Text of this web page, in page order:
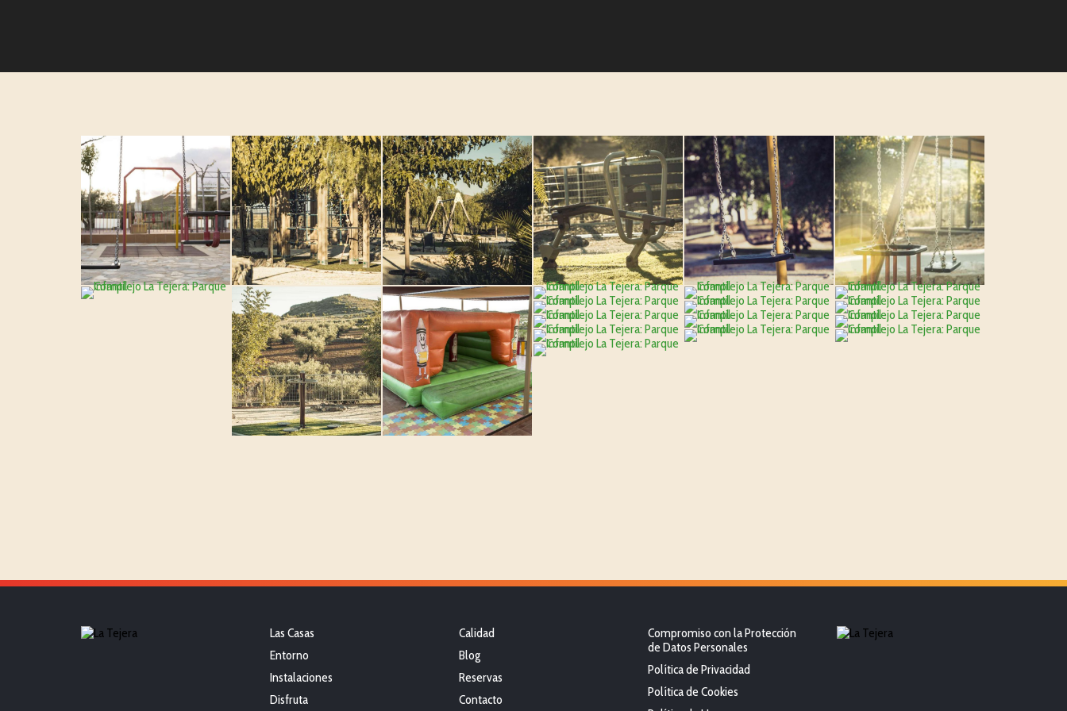
Las Casas
Entorno
Instalaciones
Disfruta
Calidad
Blog
Reservas
Contacto
Compromiso con la Protección
de Datos Personales
Política de Privacidad
Política de Cookies